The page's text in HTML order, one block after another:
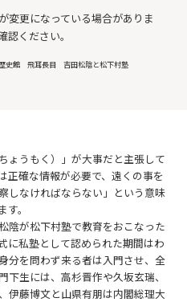
変更になっている場合がありま
ください。
史館 飛耳長目 吉田松陰と松下村塾
ょうもく）」が大事だと主張して
正確な情報が必要で、遠くの事を
しなければならない」という意味
。
陰が松下村塾で教育をおこなった
に私塾として認められた期間はわ
分を問わず来る者は入門させ、全
生には、高杉晋作や久坂玄瑞、
伊藤博文と山県有朋は内閣総理大